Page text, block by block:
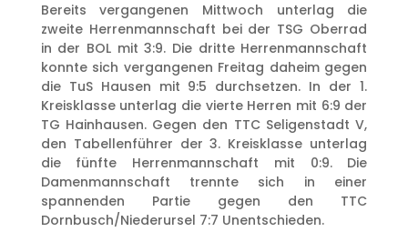
Bereits vergangenen Mittwoch unterlag die
zweite Herrenmannschaft bei der TSG Oberrad
in der BOL mit 3:9. Die dritte Herrenmannschaft
konnte sich vergangenen Freitag daheim gegen
die TuS Hausen mit 9:5 durchsetzen. In der 1.
Kreisklasse unterlag die vierte Herren mit 6:9 der
TG Hainhausen. Gegen den TTC Seligenstadt V,
den Tabellenführer der 3. Kreisklasse unterlag
die fünfte Herrenmannschaft mit 0:9. Die
Damenmannschaft trennte sich in einer
spannenden Partie gegen den TTC
Dornbusch/Niederursel 7:7 Unentschieden.